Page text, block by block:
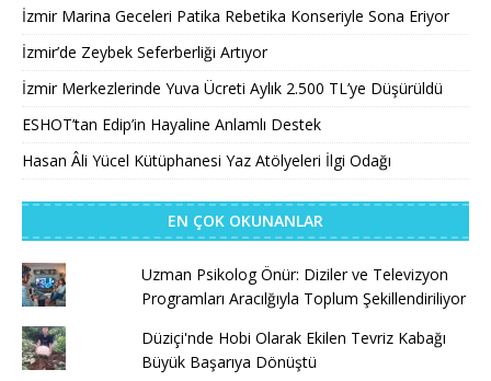
İzmir Marina Geceleri Patika Rebetika Konseriyle Sona Eriyor
İzmir’de Zeybek Seferberliği Artıyor
İzmir Merkezlerinde Yuva Ücreti Aylık 2.500 TL’ye Düşürüldü
ESHOT’tan Edip’in Hayaline Anlamlı Destek
Hasan Âli Yücel Kütüphanesi Yaz Atölyeleri İlgi Odağı
EN ÇOK OKUNANLAR
Uzman Psikolog Önür: Diziler ve Televizyon
Programları Aracılğıyla Toplum Şekillendiriliyor
Düziçi'nde Hobi Olarak Ekilen Tevriz Kabağı
Büyük Başarıya Dönüştü